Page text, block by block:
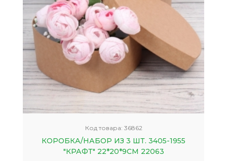
Код товара: 36862
КОРОБКА/НАБОР ИЗ 3 ШТ. 3405-1955
"КРАФТ" 22*20*9СМ 22063